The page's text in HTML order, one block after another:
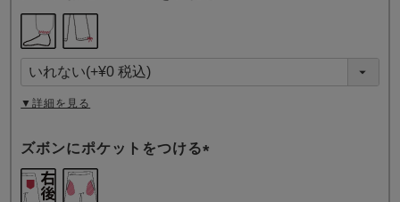
須
)
▼詳細を見る
ズボンにポケットをつける